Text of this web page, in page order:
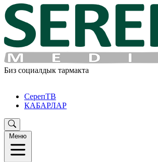
Биз социалдык тармакта
СерепТВ
КАБАРЛАР
Меню